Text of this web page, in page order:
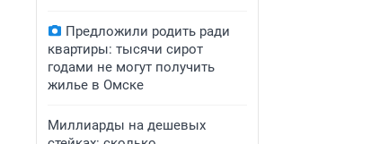
Предложили родить ради
квартиры: тысячи сирот
годами не могут получить
жилье в Омске
Миллиарды на дешевых